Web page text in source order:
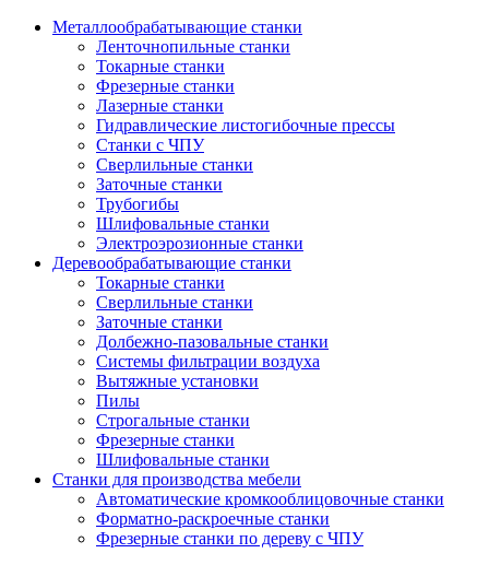
Металлообрабатывающие станки
Ленточнопильные станки
Токарные станки
Фрезерные станки
Лазерные станки
Гидравлические листогибочные прессы
Станки с ЧПУ
Сверлильные станки
Заточные станки
Трубогибы
Шлифовальные станки
Электроэрозионные станки
Деревообрабатывающие станки
Токарные станки
Сверлильные станки
Заточные станки
Долбежно-пазовальные станки
Системы фильтрации воздуха
Вытяжные установки
Пилы
Строгальные станки
Фрезерные станки
Шлифовальные станки
Станки для производства мебели
Автоматические кромкооблицовочные станки
Форматно-раскроечные станки
Фрезерные станки по дереву с ЧПУ